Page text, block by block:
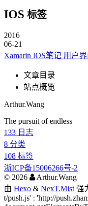
IOS 标签
2016
06-21
Xamarin IOS笔记 用户
文章目录
站点概览
Arthur.Wang
The pursuit of endless
133 日志
8 分类
108 标签
浙ICP备15006266号-2
© 2026
Arthur.Wang
由 Hexo & NexT.Mist 强
t/push.js' : 'http://